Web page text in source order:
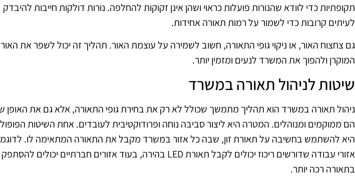
תקופתיות כדי לוודא שהנורות פועלות כראוי ושהן אינן זקוקות להחלפה. נורות דולקות חייבות להיבדק
לעיתים קרובות כדי לשמור על רמות תאורה אחידות.
גם צחצוח האור, או ניקוי גופי התאורה, חשוב לשמירה על עוצמת האור. תהליך זה יכול לשפר את האור
המוקרן ולהפוך את המשרד לנעים ומזמין יותר.
שיטות לניהול תאורה במשרד
ניהול תאורה במשרד הוא תהליך מתמשך שכולל לא רק את בחירת גופי התאורה, אלא גם את האופן
הם ממוקמים ומנוהלים. המטרה היא ליצור סביבה נוחה ופרודוקטיבית לעובדים. אחת השיטות
היא להשתמש בחשיבה על תאורת זון, שבה כל אזור במשרד מקבל את התאורה המתאימה לו.
אזורי עבודה שדורשים ריכוז יכולים לקבל תאורת LED בהירה, בעוד אזורים חברתיים יכולים להסתפק
בתאורה רכה יותר.